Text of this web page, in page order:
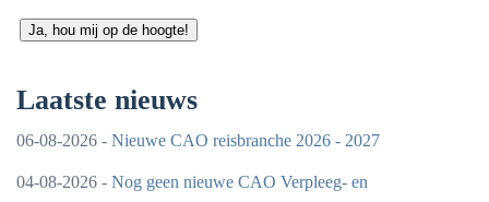
Ja, hou mij op de hoogte!
Laatste nieuws
06-08-2026 - Nieuwe CAO reisbranche 2026 - 2027
04-08-2026 - Nog geen nieuwe CAO Verpleeg- en